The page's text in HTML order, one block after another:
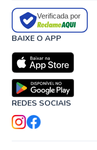
Verificada por
BAIXE O APP
REDES SOCIAIS